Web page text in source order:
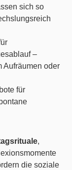
sich so
–
Aufräumen oder
für
,
die soziale